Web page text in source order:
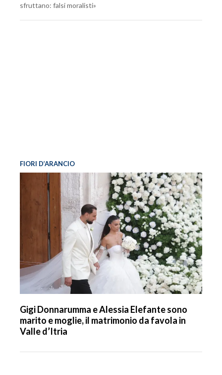
sfruttano: falsi moralisti»
FIORI D’ARANCIO
Gigi Donnarumma e Alessia Elefante sono
marito e moglie, il matrimonio da favola in
Valle d’Itria